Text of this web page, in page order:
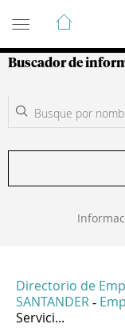
Guía de
Buscador de
Directorio de
SANTANDER -
Servici...